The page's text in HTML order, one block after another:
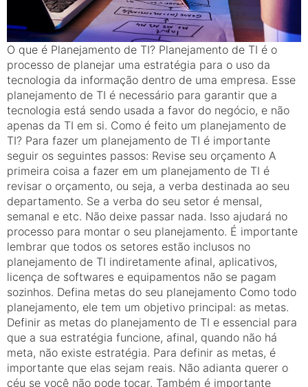
O que é Planejamento de TI? Planejamento de TI é o
processo de planejar uma estratégia para o uso da
tecnologia da informação dentro de uma empresa. Esse
planejamento de TI é necessário para garantir que a
tecnologia está sendo usada a favor do negócio, e não
apenas da TI em si. Como é feito um planejamento de
TI? Para fazer um planejamento de TI é importante
seguir os seguintes passos: Revise seu orçamento A
primeira coisa a fazer em um planejamento de TI é
revisar o orçamento, ou seja, a verba destinada ao seu
departamento. Se a verba do seu setor é mensal,
semanal e etc. Não deixe passar nada. Isso ajudará no
processo para montar o seu planejamento. É importante
lembrar que todos os setores estão inclusos no
planejamento de TI indiretamente afinal, aplicativos,
licença de softwares e equipamentos não se pagam
sozinhos. Defina metas do seu planejamento Como todo
planejamento, ele tem um objetivo principal: as metas.
Definir as metas do planejamento de TI e essencial para
que a sua estratégia funcione, afinal, quando não há
meta, não existe estratégia. Para definir as metas, é
importante que elas sejam reais. Não adianta querer o
céu se você não pode tocar. Também é importante